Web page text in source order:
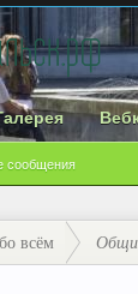
сообщения
всём